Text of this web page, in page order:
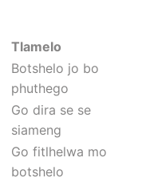
Tlamelo
Botshelo jo bo
phuthego
Go dira se se
siameng
Go fitlhelwa mo
botshelo